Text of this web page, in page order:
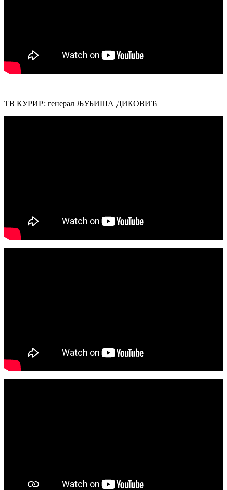
ТВ КУРИР: генерал ЉУБИША ДИКОВИЋ